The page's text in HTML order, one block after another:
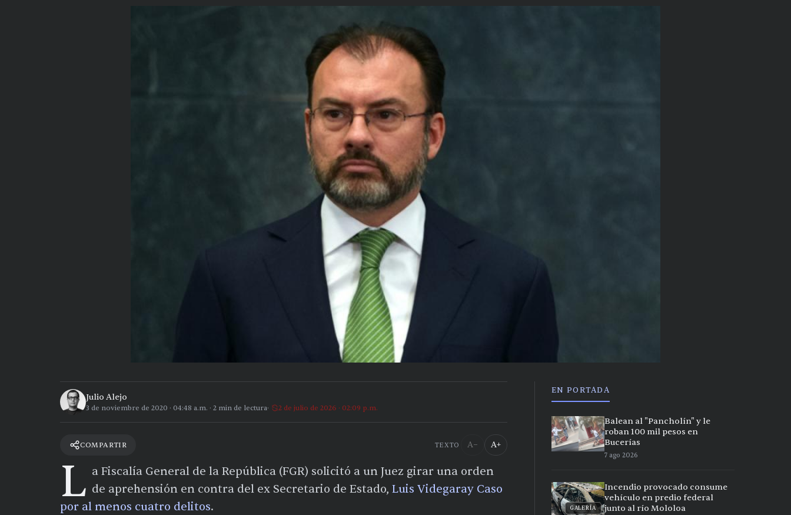
Julio Alejo
3 de noviembre de 2020 · 04:48 a.m. · 2 min de lectura 2 de julio de 2026 · 02:09 p.m.
COMPARTIR TEXTO A− A+
L a Fiscalía General de la República (FGR) solicitó a un Juez girar una orden
de aprehensión en contra del ex Secretario de Estado, Luis Videgaray Caso
por al menos cuatro delitos.
EN PORTADA
Balean al "Pancholín" y le
roban 100 mil pesos en
Bucerías
7 ago 2026
GALERÍA
Incendio provocado consume
vehículo en predio federal
junto al río Mololoa